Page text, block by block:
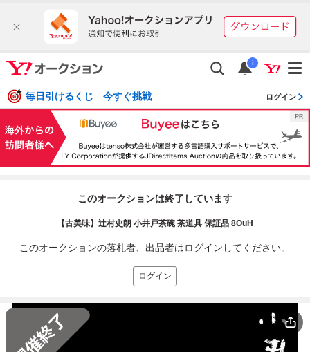
i
毎日引けるくじ 今すぐ挑戦 ログイン
このオークションは終了しています
【古美味】辻村史朗 小井戸茶碗 茶道具 保証品 8OuH
このオークションの落札者、出品者はログインしてください。
ログイン